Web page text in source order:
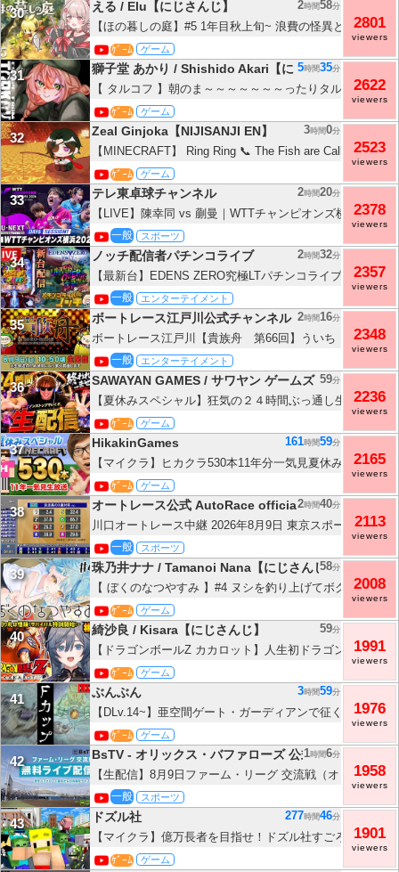
30 える / Elu【にじさんじ】
【ほの暮しの庭】#5 1年目秋上旬~ 浪費の怪異と向き合
あり【にじさんじ/える】
ｹﾞｰﾑ ゲーム
2時間58分
2801
viewers
31 獅子堂 あかり / Shishido Akari【にじさんじ】
【 タルコフ 】朝のま～～～～～～～ったりタルコフ【に
かり】
ｹﾞｰﾑ ゲーム
5時間35分
2622
viewers
32 Zeal Ginjoka【NIJISANJI EN】
【MINECRAFT】 Ring Ring 📞 The Fish are Calling 【
Ginjoka】
ｹﾞｰﾑ ゲーム
3時間0分
2523
viewers
33 テレ東卓球チャンネル
【LIVE】陳幸同 vs 蒯曼｜WTTチャンピオンズ横浜2026
決勝【Day6 Session1】
一般 スポーツ
2時間20分
2378
viewers
34 ノッチ配信者パチンコライブ
【最新台】EDENS ZERO究極LTパチンコライブ配信
一般 エンターテイメント
2時間32分
2357
viewers
35 ボートレース江戸川公式チャンネル ういちの江戸川
ボートレース江戸川【貴族舟 第66回】ういち しんのす
一般 エンターテイメント
2時間16分
2348
viewers
36 SAWAYAN GAMES / サワヤン ゲームズ
【夏休みスペシャル】狂気の２４時間ぶっ通し生配信！！
ｹﾞｰﾑ ゲーム
59分
2236
viewers
37 HikakinGames
【マイクラ】ヒカクラ530本11年分一気見夏休み生配信！
Minecraft】
ｹﾞｰﾑ ゲーム
161時間59分
2165
viewers
38 オートレース公式 AutoRace official
川口オートレース中継 2026年8月9日 東京スポーツ新聞
一般 スポーツ
2時間40分
2113
viewers
39 珠乃井ナナ / Tamanoi Nana【にじさんじ】
【 ぼくのなつやすみ 】#4 ヌシを釣り上げてボクが主にな
珠乃井ナナ】
ｹﾞｰﾑ ゲーム
58分
2008
viewers
40 綺沙良 / Kisara【にじさんじ】
【ドラゴンボールZ カカロット】人生初ドラゴンボール！
ぞ！#2【綺沙良/にじさんじ】
ｹﾞｰﾑ ゲーム
59分
1991
viewers
41 ぶんぶん
【DLv.14~】亜空間ゲート・ガーディアンで征くフュージ
戯王マスターデュエル】
ｹﾞｰﾑ ゲーム
3時間59分
1976
viewers
42 BsTV - オリックス・バファローズ 公式
【生配信】8月9日ファーム・リーグ 交流戦（オリックス
ト）一般 スポーツ
1時間6分
1958
viewers
43 ドズル社
【マイクラ】億万長者を目指せ！ドズル社すごろく！【ド
送】
ｹﾞｰﾑ ゲーム
277時間46分
1901
viewers